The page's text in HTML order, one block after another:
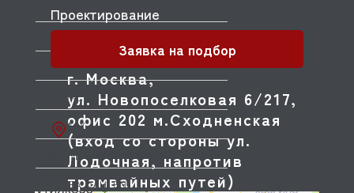
STAR
STARFOOD
STARMIX
STONE
SUNMIX
SUNNEX
SVEBA DAHLEN
г. Москва,
ул. Новопоселковая 6/217,
офис 202 м.Сходненская
(вход со стороны ул.
Лодочная, напротив
трамвайных путей)
Проектирование
Заявка на подбор